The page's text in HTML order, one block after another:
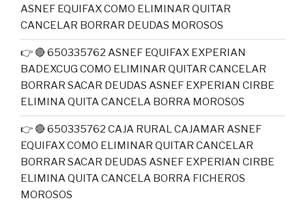
ASNEF EQUIFAX COMO ELIMINAR QUITAR
CANCELAR BORRAR DEUDAS MOROSOS
👉 🔴 650335762 ASNEF EQUIFAX EXPERIAN
BADEXCUG COMO ELIMINAR QUITAR CANCELAR
BORRAR SACAR DEUDAS ASNEF EXPERIAN CIRBE
ELIMINA QUITA CANCELA BORRA MOROSOS
👉 🔴 650335762 CAJA RURAL CAJAMAR ASNEF
EQUIFAX COMO ELIMINAR QUITAR CANCELAR
BORRAR SACAR DEUDAS ASNEF EXPERIAN CIRBE
ELIMINA QUITA CANCELA BORRA FICHEROS
MOROSOS